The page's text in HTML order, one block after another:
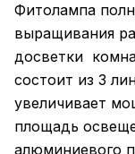
Фитолампа
выращивания
досветки
состоит из 3
увеличивает
площадь
алюминиевого